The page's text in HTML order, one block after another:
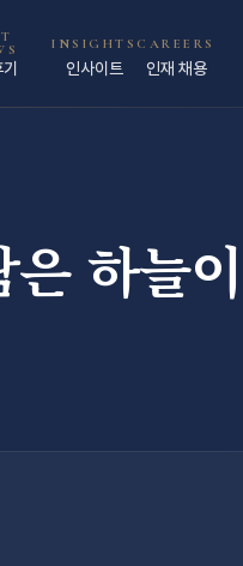
INSIGHTS
인사이트
CAREERS
인재 채용
하늘이